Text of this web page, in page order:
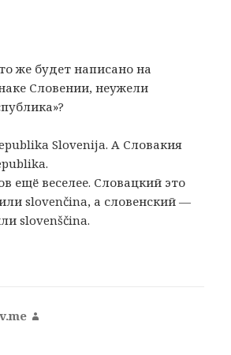
же будет написано на
Словении, неужели
Slovenija. А Словакия
ещё веселее. Словацкий это
slovenčina, а словенский —
slovenščina.